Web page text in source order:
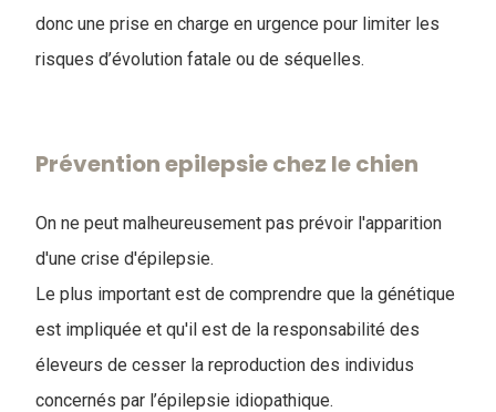
donc une prise en charge en urgence pour limiter les
risques d’évolution fatale ou de séquelles.
Prévention epilepsie chez le chien
On ne peut malheureusement pas prévoir l'apparition
d'une crise d'épilepsie.
Le plus important est de comprendre que la génétique
est impliquée et qu'il est de la responsabilité des
éleveurs de cesser la reproduction des individus
concernés par l’épilepsie idiopathique.